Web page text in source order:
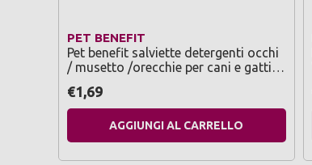
PET BENEFIT
Pet benefit salviette detergenti occhi
/ musetto /orecchie per cani e gatti
€1,69
AGGIUNGI AL CARRELLO